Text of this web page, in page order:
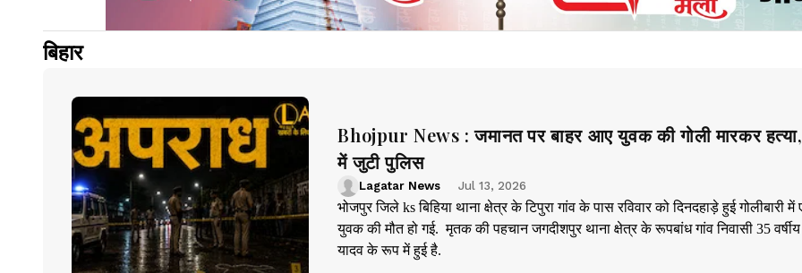
बिहार
Bhojpur News : जमानत पर बाहर आए युवक की गोली मारकर
में जुटी पुलिस
Lagatar News Jul 13, 2026
भोजपुर जिले ks बिहिया थाना क्षेत्र के टिपुरा गांव के पास रविवार को दिनदहाड़े हुई गोलीबारी में
युवक की मौत हो गई. मृतक की पहचान जगदीशपुर थाना क्षेत्र के रूपबांध गांव निवासी 35
यादव के रूप में हुई है.